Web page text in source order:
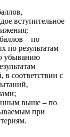
вступительное
– по
по результатам
убыванию
соответствии с
выше – по
при